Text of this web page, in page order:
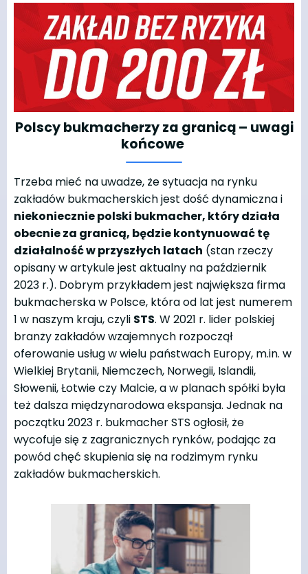
Polscy bukmacherzy za granicą – uwagi
końcowe
Trzeba mieć na uwadze, że sytuacja na rynku
zakładów bukmacherskich jest dość dynamiczna i
niekoniecznie polski bukmacher, który działa
obecnie za granicą, będzie kontynuować tę
działalność w przyszłych latach (stan rzeczy
opisany w artykule jest aktualny na październik
2023 r.). Dobrym przykładem jest największa firma
bukmacherska w Polsce, która od lat jest numerem
1 w naszym kraju, czyli STS. W 2021 r. lider polskiej
branży zakładów wzajemnych rozpoczął
oferowanie usług w wielu państwach Europy, m.in. w
Wielkiej Brytanii, Niemczech, Norwegii, Islandii,
Słowenii, Łotwie czy Malcie, a w planach spółki była
też dalsza międzynarodowa ekspansja. Jednak na
początku 2023 r. bukmacher STS ogłosił, że
wycofuje się z zagranicznych rynków, podając za
powód chęć skupienia się na rodzimym rynku
zakładów bukmacherskich.